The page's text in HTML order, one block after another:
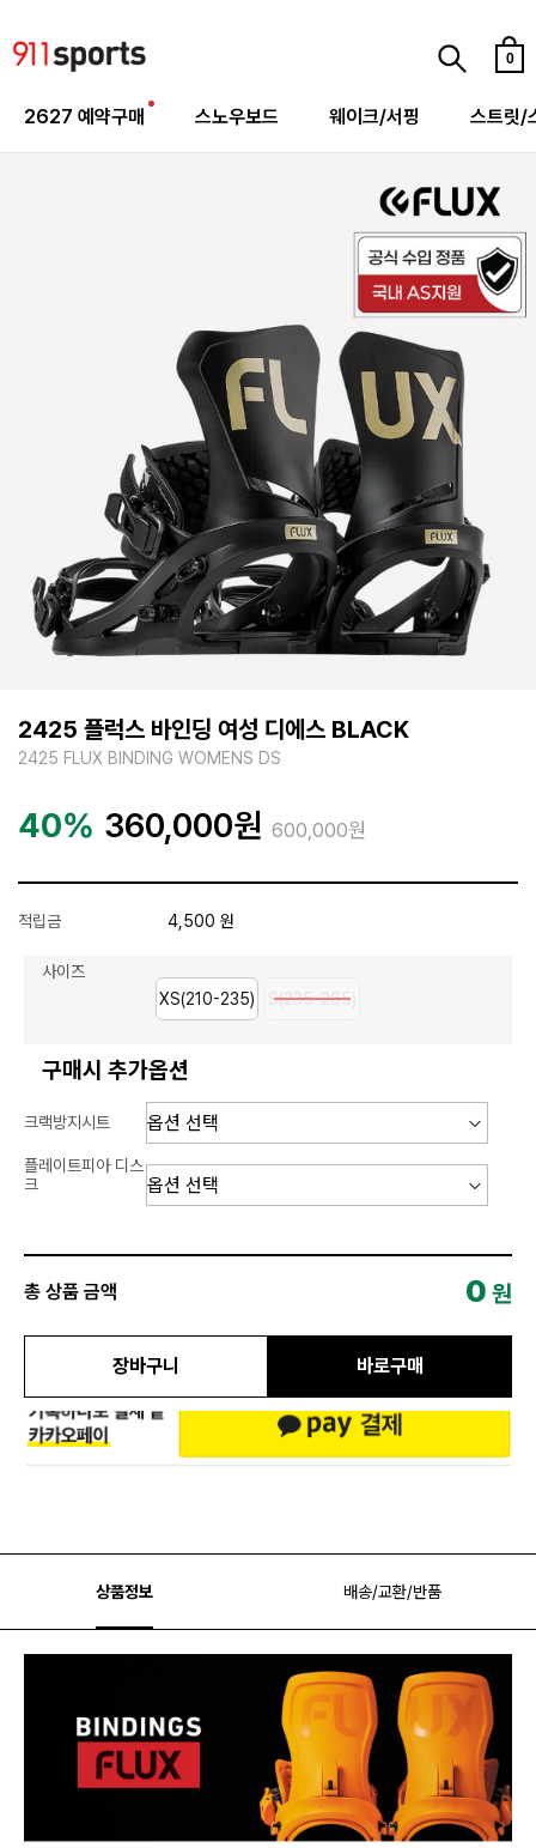
0
2627 예약구매 스노우보드 웨이크/서핑 스트릿/
2425 플럭스 바인딩 여성 디에스 BLACK
2425 FLUX BINDING WOMENS DS
40% 360,000원 600,000원
적립금 4,500 원
사이즈
XS(210-235)
S(235-265)
구매시 추가옵션
크랙방지시트
플레이트피아 디스
크
총 상품 금액 0 원
장바구니 바로구매
상품정보 배송/교환/반품